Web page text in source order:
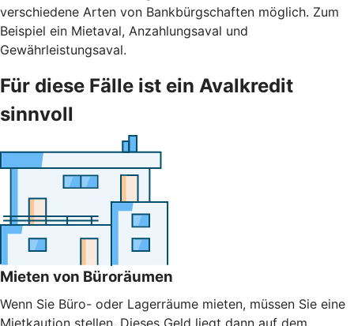
verschiedene Arten von Bankbürgschaften möglich. Zum
Beispiel ein Mietaval, Anzahlungsaval und
Gewährleistungsaval.
Für diese Fälle ist ein Avalkredit
sinnvoll
Mieten von Büroräumen
Wenn Sie Büro- oder Lagerräume mieten, müssen Sie eine
Mietkaution stellen. Dieses Geld liegt dann auf dem